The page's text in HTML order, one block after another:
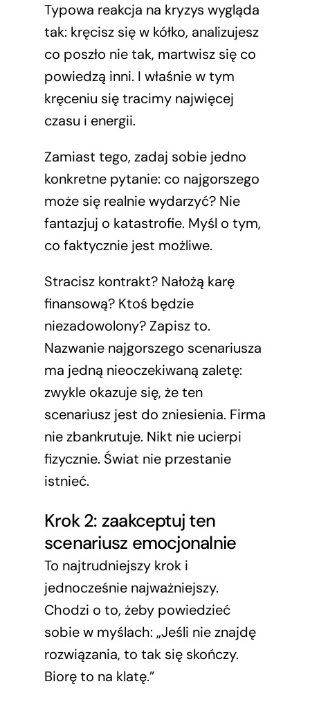
Typowa reakcja na kryzys wygląda
tak: kręcisz się w kółko, analizujesz
co poszło nie tak, martwisz się co
powiedzą inni. I właśnie w tym
kręceniu się tracimy najwięcej
czasu i energii.
Zamiast tego, zadaj sobie jedno
konkretne pytanie: co najgorszego
może się realnie wydarzyć? Nie
fantazjuj o katastrofie. Myśl o tym,
co faktycznie jest możliwe.
Stracisz kontrakt? Nałożą karę
finansową? Ktoś będzie
niezadowolony? Zapisz to.
Nazwanie najgorszego scenariusza
ma jedną nieoczekiwaną zaletę:
zwykle okazuje się, że ten
scenariusz jest do zniesienia. Firma
nie zbankrutuje. Nikt nie ucierpi
fizycznie. Świat nie przestanie
istnieć.
Krok 2: zaakceptuj ten
scenariusz emocjonalnie
To najtrudniejszy krok i
jednocześnie najważniejszy.
Chodzi o to, żeby powiedzieć
sobie w myślach: „Jeśli nie znajdę
rozwiązania, to tak się skończy.
Biorę to na klatę.”